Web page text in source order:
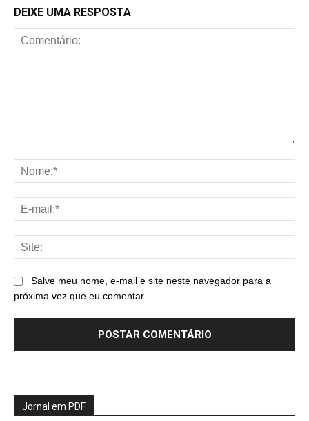
DEIXE UMA RESPOSTA
Salve meu nome, e-mail e site neste navegador para a
próxima vez que eu comentar.
Jornal em PDF